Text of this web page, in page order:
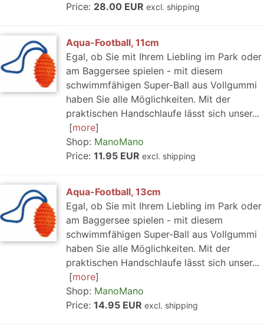
Price: 28.00 EUR excl. shipping
Aqua-Football, 11cm
Egal, ob Sie mit Ihrem Liebling im Park oder
am Baggersee spielen - mit diesem
schwimmfähigen Super-Ball aus Vollgummi
haben Sie alle Möglichkeiten. Mit der
praktischen Handschlaufe lässt sich unser...
more
Shop: ManoMano
Price: 11.95 EUR excl. shipping
Aqua-Football, 13cm
Egal, ob Sie mit Ihrem Liebling im Park oder
am Baggersee spielen - mit diesem
schwimmfähigen Super-Ball aus Vollgummi
haben Sie alle Möglichkeiten. Mit der
praktischen Handschlaufe lässt sich unser...
more
Shop: ManoMano
Price: 14.95 EUR excl. shipping